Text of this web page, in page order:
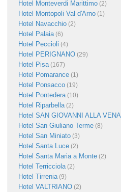
Hotel Monteverdi Marittimo (2)
Hotel Montopoli Val d'Arno (1)
Hotel Navacchio (2)
Hotel Palaia(6)
Hotel Peccioli (4)
Hotel PERIGNANO (29)
Hotel Pisa(167)
Hotel Pomarance (1)
Hotel Ponsacco (19)
Hotel Pontedera(10)
Hotel Riparbella(2)
Hotel SAN GIOVANNI ALLA VENA
Hotel San Giuliano Terme (8)
Hotel San Miniato (3)
Hotel Santa Luce (2)
Hotel Santa Maria a Monte (2)
Hotel Terricciola(2)
Hotel Tirrenia(9)
Hotel VALTRIANO (2)